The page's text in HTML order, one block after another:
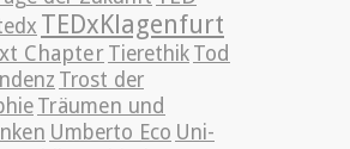
TEDxKlagenfurt
ChapterTierethik Tod
Trost der
Träumen und
Umberto Eco Uni-